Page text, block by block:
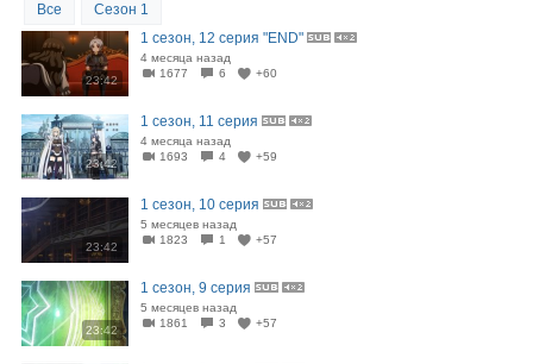
Все Сезон 1
23:42
1 сезон, 12 серия "END"
4 месяца назад
1677
6 +60
23:42
1 сезон, 11 серия
4 месяца назад
1693
4 +59
23:42
1 сезон, 10 серия
5 месяцев назад
1823
1 +57
23:42
1 сезон, 9 серия
5 месяцев назад
1861
3 +57